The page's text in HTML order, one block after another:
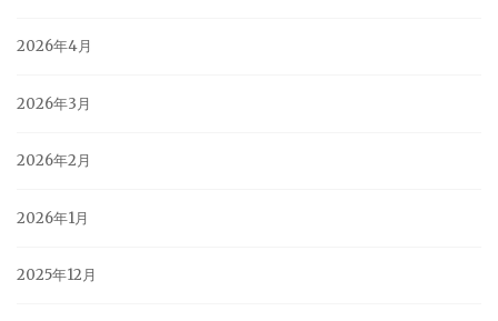
2026年4月
2026年3月
2026年2月
2026年1月
2025年12月